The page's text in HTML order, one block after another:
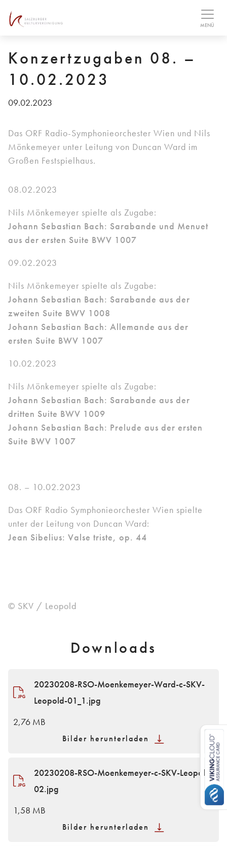
MENÜ
Konzertzugaben 08. –
10.02.2023
09.02.2023
Das ORF Radio-Symphonieorchester Wien und Nils
Mönkemeyer unter Leitung von Duncan Ward im
Großen Festspielhaus.
08.02.2023
Nils Mönkemeyer spielte als Zugabe:
Johann Sebastian Bach: Sarabande und Menuet
aus der ersten Suite BWV 1007
09.02.2023
Nils Mönkemeyer spielte als Zugabe:
Johann Sebastian Bach: Sarabande aus der
zweiten Suite BWV 1008
Johann Sebastian Bach: Allemande aus der
ersten Suite BWV 1007
10.02.2023
Nils Mönkemeyer spielte als Zugabe:
Johann Sebastian Bach: Sarabande aus der
dritten Suite BWV 1009
Johann Sebastian Bach: Prelude aus der ersten
Suite BWV 1007
08. – 10.02.2023
Das ORF Radio Symphonieorchester Wien spielte
unter der Leitung von Duncan Ward:
Jean Sibelius: Valse triste, op. 44
© SKV / Leopold
Downloads
20230208-RSO-Moenkemeyer-Ward-c-SKV-
Leopold-01_1.jpg
2,76 MB
Bilder herunterladen
20230208-RSO-Moenkemeyer-c-SKV-Leopold-
02.jpg
1,58 MB
Bilder herunterladen